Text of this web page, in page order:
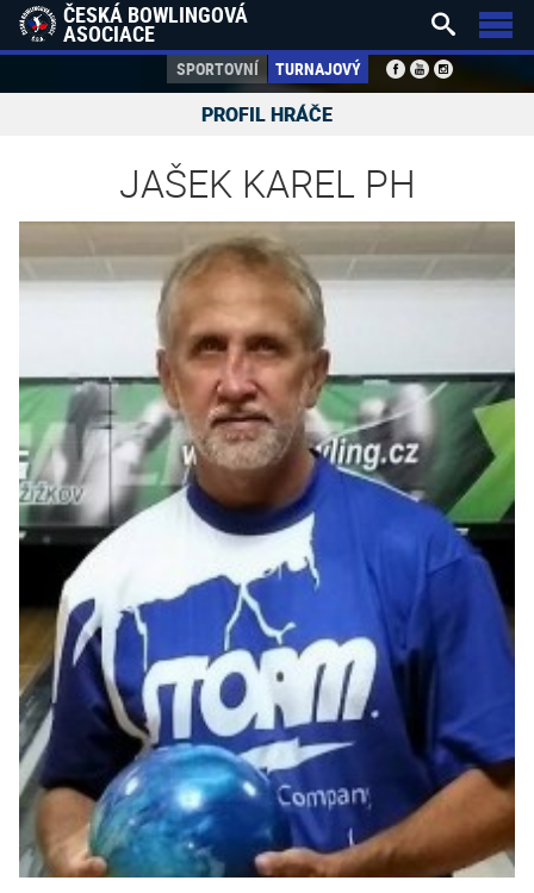
ČESKÁ BOWLINGOVÁ
ASOCIACE
SPORTOVNÍ TURNAJOVÝ
 
PROFIL HRÁČE
JAŠEK KAREL PH